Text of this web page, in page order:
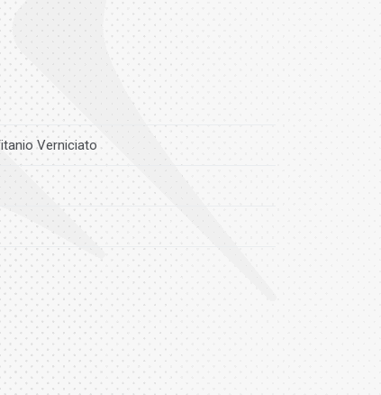
Verniciato